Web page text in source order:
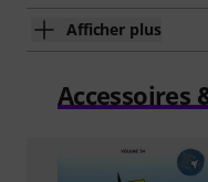
Afficher plus
Accessoires